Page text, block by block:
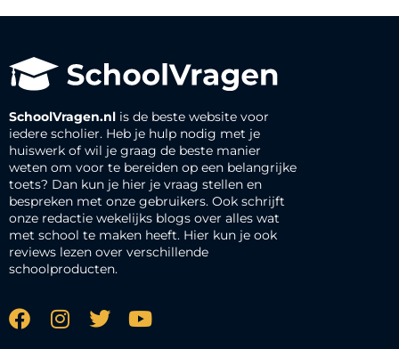
SchoolVragen.nl is de beste website voor
iedere scholier. Heb je hulp nodig met je
huiswerk of wil je graag de beste manier
weten om voor te bereiden op een belangrijke
toets? Dan kun je hier je vraag stellen en
bespreken met onze gebruikers. Ook schrijft
onze redactie wekelijks blogs over alles wat
met school te maken heeft. Hier kun je ook
reviews lezen over verschillende
schoolproducten.